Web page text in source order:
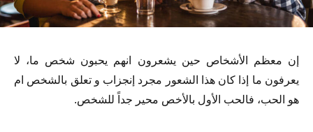
إن معظم الأشخاص حين يشعرون انهم يحبون شخص ما، لا
يعرفون ما إذا كان هذا الشعور مجرد إنجزاب و تعلق بالشخص ام
هو الحب، فالحب الأول بالأخص محير جداً للشخص.